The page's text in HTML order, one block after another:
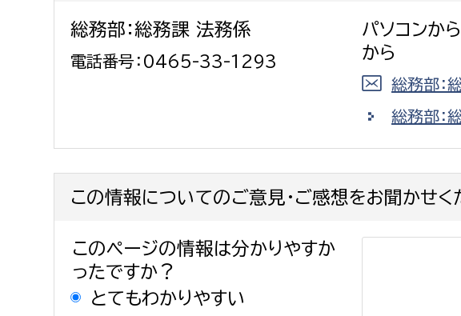
道水路整備課
みどり公園課
上下水道局
給排水業務課
教育部
保健給食課
総務部：総務課 法務係
電話番号：0465-33-1293
パソコンか
から
総務部：
総務部：
この情報についてのご意見・ご感想をお聞かせく
このページの情報は分かりやすか
ったですか？
とてもわかりやすい